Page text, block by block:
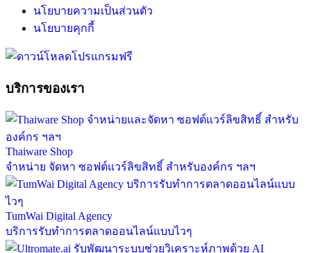
นโยบายความเป็นส่วนตัว
นโยบายคุกกี้
บริการของเรา
Thaiware Shop
จำหน่าย จัดหา ซอฟต์แวร์ลิขสิทธิ์ สำหรับองค์กร ฯลฯ
TumWai Digital Agency
บริการรับทำการตลาดออนไลน์แบบไวๆ